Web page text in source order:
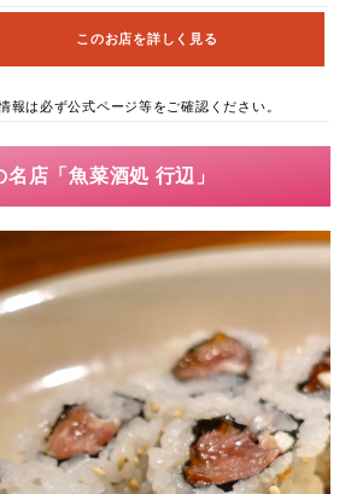
このお店を詳しく見る
報は必ず公式ページ等をご確認ください。
店「魚菜酒処 行辺」